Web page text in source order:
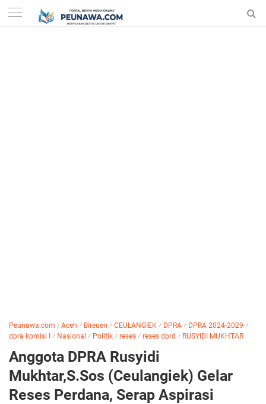
Peunawa.com 〉 Aceh ⁄ Bireuen ⁄ CEULANGIEK ⁄ DPRA ⁄ DPRA 2024-2029 ⁄
dpra komisi I
⁄ Nasional ⁄ Politik ⁄ reses ⁄ reses dprd ⁄ RUSYIDI MUKHTAR
Anggota DPRA Rusyidi
Mukhtar,S.Sos (Ceulangiek) Gelar
Reses Perdana, Serap Aspirasi